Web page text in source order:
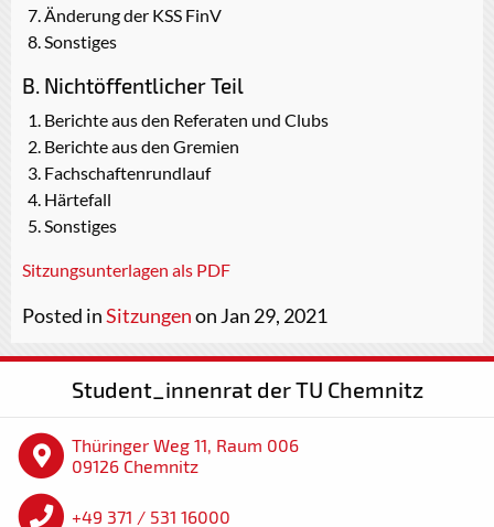
Änderung der KSS FinV
Sonstiges
B. Nichtöffentlicher Teil
Berichte aus den Referaten und Clubs
Berichte aus den Gremien
Fachschaftenrundlauf
Härtefall
Sonstiges
Sitzungsunterlagen als PDF
Posted inSitzungenon Jan 29, 2021
Student_innenrat der TU Chemnitz
Thüringer Weg 11, Raum 006
09126 Chemnitz
+49 371 / 531 16000